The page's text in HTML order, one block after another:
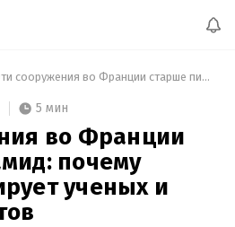
Эти сооружения во Франции старше пирамид: почему Карнак шокирует ученых и манит туристов
5 мин
во Франции
почему
ученых и